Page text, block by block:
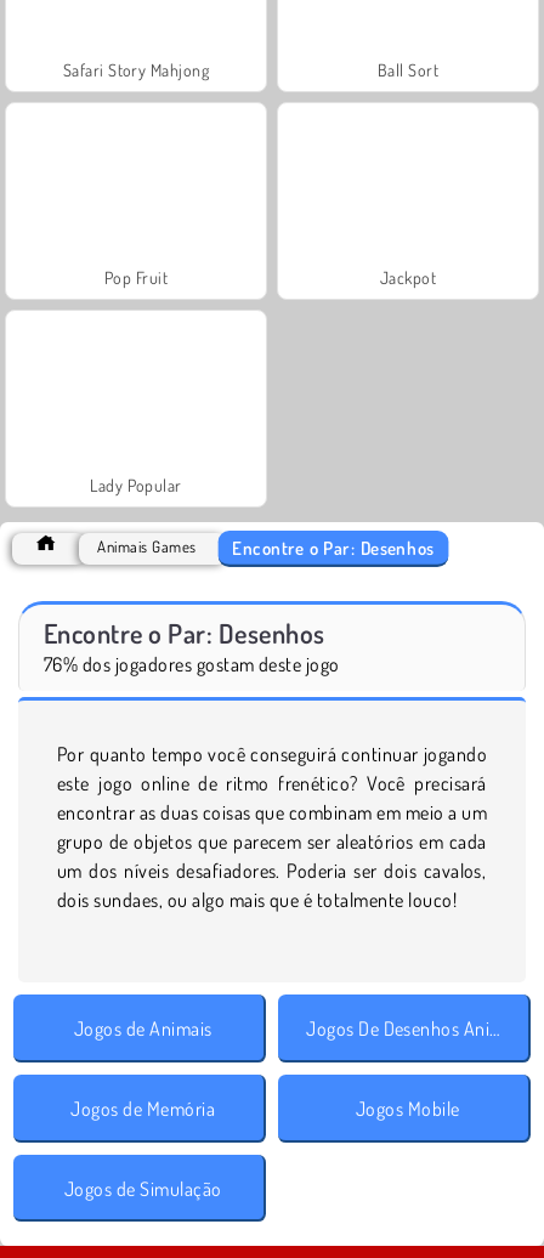
Safari Story Mahjong Ball Sort
Pop Fruit Jackpot
Lady Popular
Animais Games Encontre o Par: Desenhos
Encontre o Par: Desenhos
76% dos jogadores gostam deste jogo
Por quanto tempo você conseguirá continuar jogando
este jogo online de ritmo frenético? Você precisará
encontrar as duas coisas que combinam em meio a um
grupo de objetos que parecem ser aleatórios em cada
um dos níveis desafiadores. Poderia ser dois cavalos,
dois sundaes, ou algo mais que é totalmente louco!
Jogos de Animais Jogos De Desenhos Animados
Jogos de Memória Jogos Mobile
Jogos de Simulação